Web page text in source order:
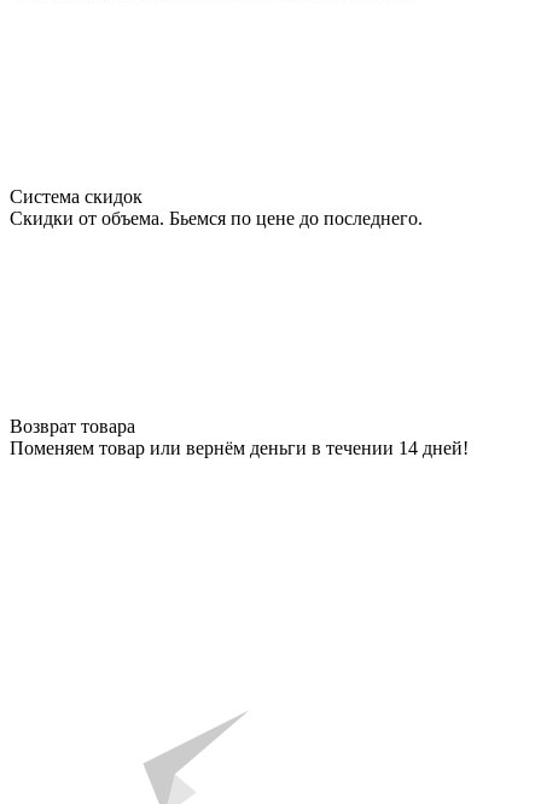
Система скидок
Скидки от объема. Бьемся по цене до последнего.
Возврат товара
Поменяем товар или вернём деньги в течении 14 дней!